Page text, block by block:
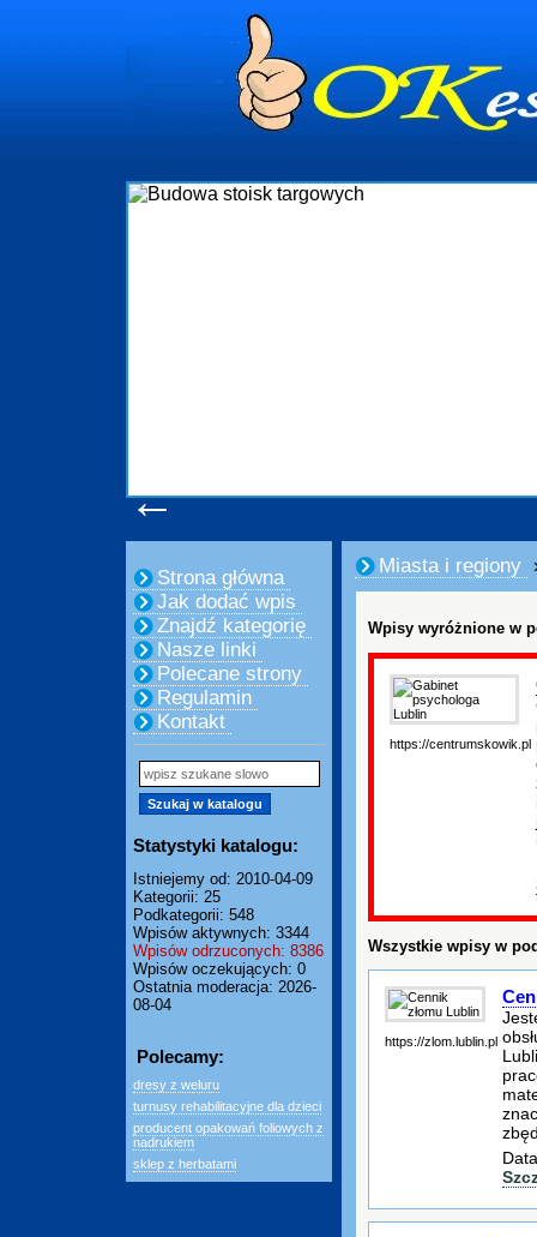
←
Strona główna
Jak dodać wpis
Znajdź kategorię
Nasze linki
Polecane strony
Regulamin
Kontakt
Statystyki katalogu:
Istniejemy od: 2010-04-09
Kategorii: 25
Podkategorii: 548
Wpisów aktywnych: 3344
Wpisów odrzuconych: 8386
Wpisów oczekujących: 0
Ostatnia moderacja: 2026-
08-04
Polecamy:
dresy z weluru
turnusy rehabilitacyjne dla dzieci
producent opakowań foliowych z
nadrukiem
sklep z herbatami
Miasta i regiony
Wpisy wyróżnione w
https://centrumskowik.pl
Wszystkie wpisy w
https://zlom.lublin.pl